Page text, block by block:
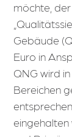
möchte,
Gebäude
Euro in
QNG wird
Bereichen